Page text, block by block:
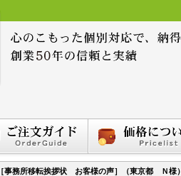
［事務所移転挨拶状 お客様の声］（東京都 Ｎ様）